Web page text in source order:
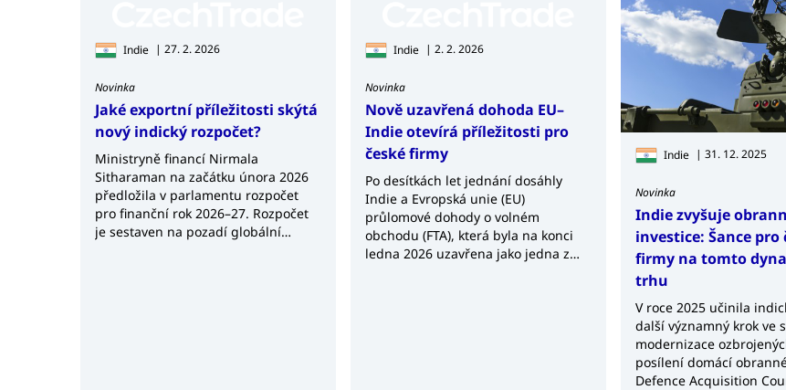
Dalším úskalím je fakt, že na oslovení emailem indické firmy většinou nereagují a je tedy nutné
Kanceláře CzechTrade v Indii jsou připraveny vám pomoci i s tímto krokem a díky skutečnosti, že
ani komunikace v hindštině. To se ukazuje jako velmi přínosné, zejména při komunikaci s níže
kontaktů na firemní management.
V Indii se během koronakrize a souvisejících restrikcí velmi rozšířily virtuální schůzky například
jednání na dálku je tedy rozhodně možné a jistě velmi žádoucí.
V případě zájmu jsme schopni zajistit i osobní jednání mezi řediteli kanceláří CzechTrade a indickými
firmu klienta nebo indické straně předat produktové vzorky. Po obnovení mezinárodní letecké
jednání klienta přímo v Indii.
CzechTrade Indie před navázáním konkrétní spolupráce s indickými partnery jednoznačně
vedeno trestní řízení, zda nemají daňové nedoplatky atp. I s tímto vám kanceláře pomohou.
Indie | 27. 2. 2026
Novinka
Jaké exportní příležitosti skýtá
nový indický rozpočet?
Ministryně financí Nirmala
Sitharaman na začátku února 2026
předložila v parlamentu rozpočet
pro finanční rok 2026–27. Rozpočet
je sestaven na pozadí globální
Indie | 2. 2. 2026
Novinka
Nově uzavřená dohoda EU–
Indie otevírá příležitosti pro
české firmy
Po desítkách let jednání dosáhly
Indie a Evropská unie (EU)
průlomové dohody o volném
obchodu (FTA), která byla na konci
ledna 2026 uzavřena jako jedna z
Indie | 31. 12. 2025
Novinka
Indie zvyšuje
investice: Šance pro
firmy na tomto
trhu
V roce 2025 učinila
další významný krok ve
modernizace
posílení domácí
Defence Acquisition